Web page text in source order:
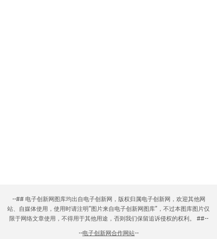
--## 电子创新网图库均出自电子创新网，版权归属电子创新网，欢迎其他网
站、自媒体使用，使用时请注明“图片来自电子创新网图库”，不过本图库图片仅
限于网络文章使用，不得用于其他用途，否则我们保留追诉侵权的权利。 ##--
--电子创新网合作网站--